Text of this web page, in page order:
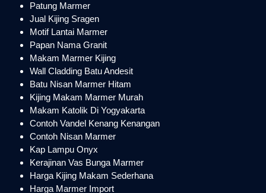
Patung Marmer
Jual Kijing Sragen
Motif Lantai Marmer
Papan Nama Granit
Makam Marmer Kijing
Wall Cladding Batu Andesit
Batu Nisan Marmer Hitam
Kijing Makam Marmer Murah
Makam Katolik Di Yogyakarta
Contoh Vandel Kenang Kenangan
Contoh Nisan Marmer
Kap Lampu Onyx
Kerajinan Vas Bunga Marmer
Harga Kijing Makam Sederhana
Harga Marmer Import